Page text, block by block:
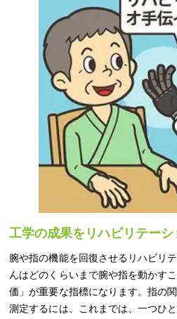
工学の成果をリハビリテー
腕や指の機能を回復させるリハビリ
んはどのくらいまで腕や指を動かす
価」が重要な指標になります。指の
測定するには、これまでは、一つひ